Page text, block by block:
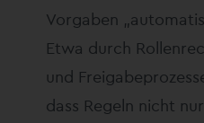
Vorgaben
Etwa durch
und
dass Regeln nicht